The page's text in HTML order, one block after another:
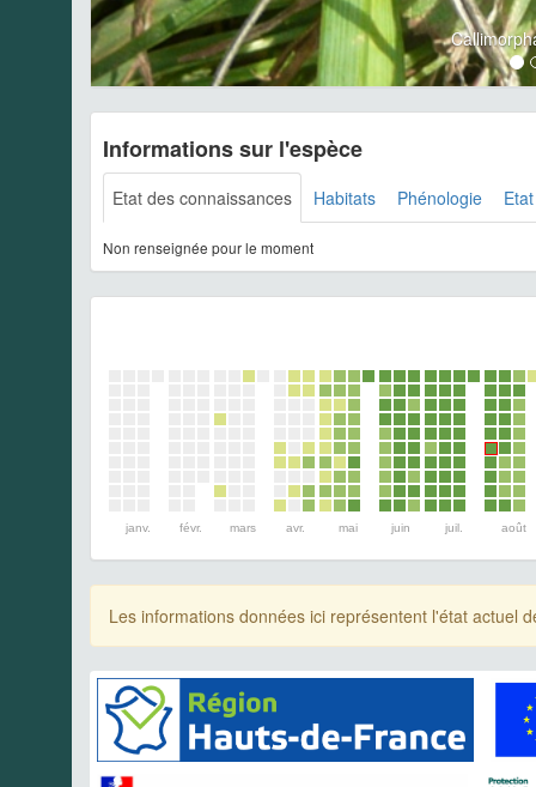
Informations sur l'espèce
Etat des connaissances Habitats Phénologie
Non renseignée pour le moment
janv. févr. mars avr. mai juin juil. août
Les informations données ici représentent l'état actuel